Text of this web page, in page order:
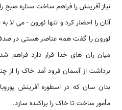
نیاز آفرینش را فراهم ساخت ستاره صبح
آنان را احضار کرد و تنها ئورون - می
ئورون را گفت همه عناصر هستی در
میان ران های خدا قرار دارد فراهم
برداشت از آسمان فرود آمد خاک را از
بدان سان که در اسطوره آفرینش
مأمور ساخت تا خاک را پراکنده سازد.